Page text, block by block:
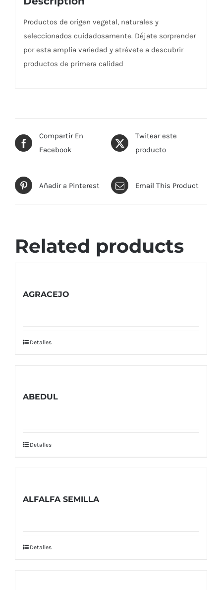
Productos de origen vegetal, naturales y
seleccionados cuidadosamente. Déjate sorprender
por esta amplia variedad y atrévete a descubrir
productos de primera calidad
Compartir En
Facebook
Twitear este
producto
Añadir a Pinterest Email This Product
Related products
AGRACEJO
Detalles
ABEDUL
Detalles
ALFALFA SEMILLA
Detalles